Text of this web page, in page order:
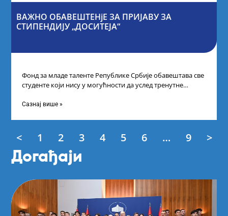
ВАЖНО ОБАВЕШТЕНјЕ ЗА ПРИЈАВУ ЗА
СТИПЕНДИЈУ „ДОСИТЕЈА“
Фонд за младе таленте Републике Србије обавештава све
студенте који нису у могућности да услед тренутне
Сазнај више »
< 1 2 3 4 5 6 … 9 >
Догађаји